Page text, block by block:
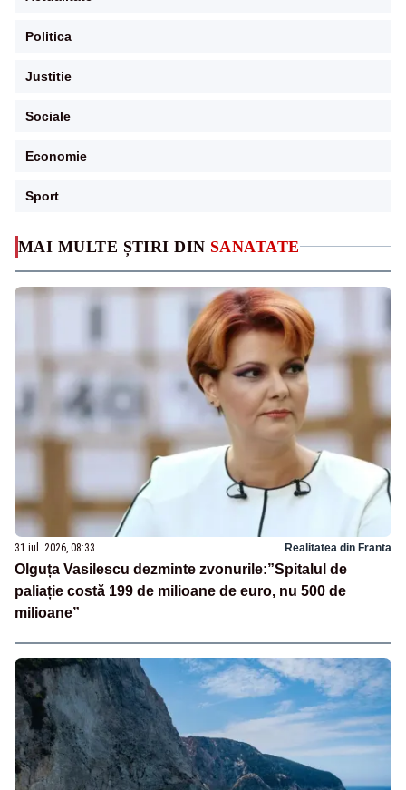
MAI MULTE ȘTIRI DIN SANATATE
31 iul. 2026, 08:33 Realitatea din Franta
Olguța Vasilescu dezminte zvonurile:”Spitalul de
paliație costă 199 de milioane de euro, nu 500 de
milioane”
Politica
Justitie
Sociale
Economie
Sport